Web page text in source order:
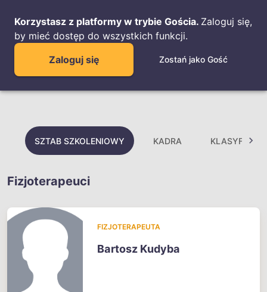
Korzystasz z platformy w trybie Gościa. Zaloguj się,
by mieć dostęp do wszystkich funkcji.
Zaloguj się
Zostań jako Gość
SZTAB SZKOLENIOWY KADRA
Fizjoterapeuci
FIZJOTERAPEUTA
Bartosz Kudyba